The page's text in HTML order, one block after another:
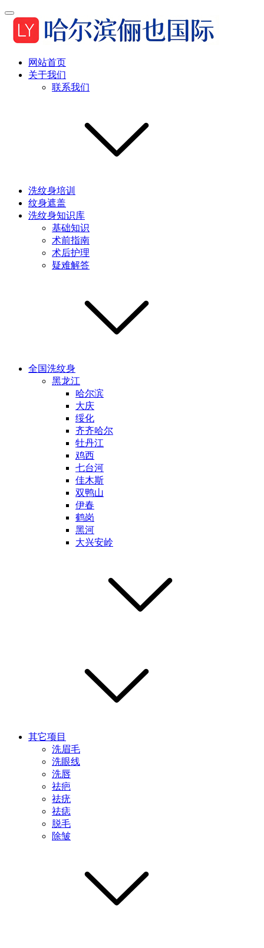
网站首页
关于我们
联系我们
洗纹身培训
纹身遮盖
洗纹身知识库
基础知识
术前指南
术后护理
疑难解答
全国洗纹身
黑龙江
哈尔滨
大庆
绥化
齐齐哈尔
牡丹江
鸡西
七台河
佳木斯
双鸭山
伊春
鹤岗
黑河
大兴安岭
其它项目
洗眉毛
洗眼线
洗唇
祛疤
祛疣
祛痣
脱毛
除皱